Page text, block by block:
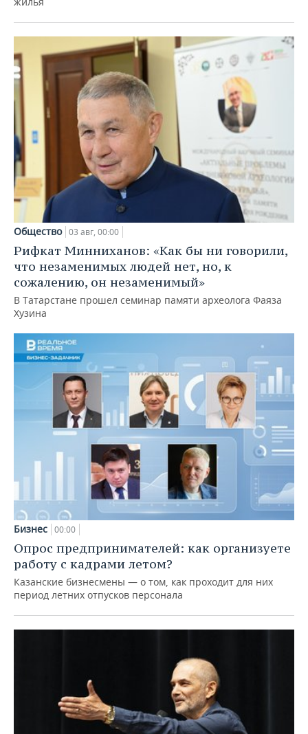
Общество 03 авг, 00:00
Рифкат Минниханов: «Как бы ни говорили,
что незаменимых людей нет, но, к
сожалению, он незаменимый»
В Татарстане прошел семинар памяти археолога Фаяза
Хузина
Бизнес 00:00
Опрос предпринимателей: как организуете
работу с кадрами летом?
Казанские бизнесмены — о том, как проходит для них
период летних отпусков персонала